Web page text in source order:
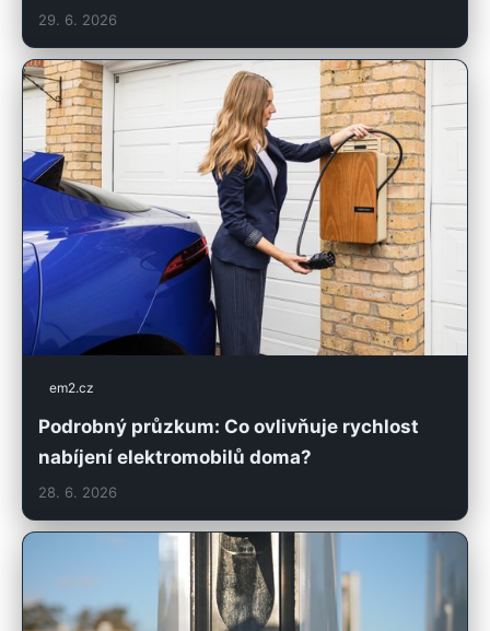
29. 6. 2026
em2.cz
Podrobný průzkum: Co ovlivňuje rychlost
nabíjení elektromobilů doma?
28. 6. 2026